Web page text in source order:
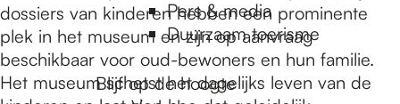
Pers & media
Duurzaam toerisme
Blijf op de hoogte
dossiers van kinderen hebben een prominente
plek in het museum en zijn op aanvraag
beschikbaar voor oud-bewoners en hun familie.
Het museum schetst het dagelijks leven van de